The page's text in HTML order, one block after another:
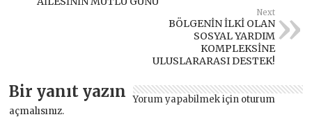
Next
BÖLGENİN İLKİ OLAN
SOSYAL YARDIM
KOMPLEKSİNE
ULUSLARARASI DESTEK!
Bir yanıt yazın Yorum yapabilmek için oturum
açmalısınız.